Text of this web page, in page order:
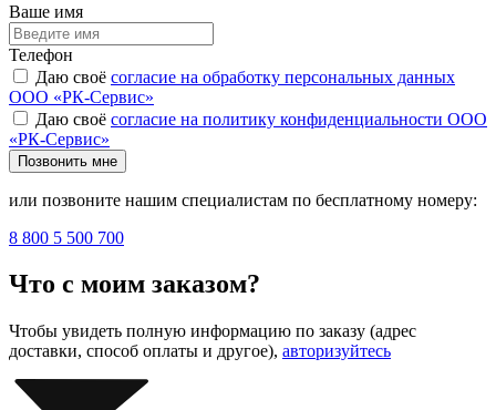
Ваше имя
Телефон
Даю своё согласие на обработку персональных данных
ООО «РК-Сервис»
Даю своё согласие на политику конфиденциальности ООО
«РК-Сервис»
Позвонить мне
или позвоните нашим специалистам по бесплатному номеру:
8 800 5 500 700
Что с моим заказом?
Чтобы увидеть полную информацию по заказу (адрес
доставки, способ оплаты и другое), авторизуйтесь